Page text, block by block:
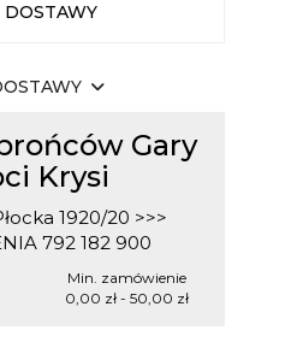
Gary
Krysi
1920/20 >>>
792 182 900
Min. zamówienie
0,00 zł - 50,00 zł